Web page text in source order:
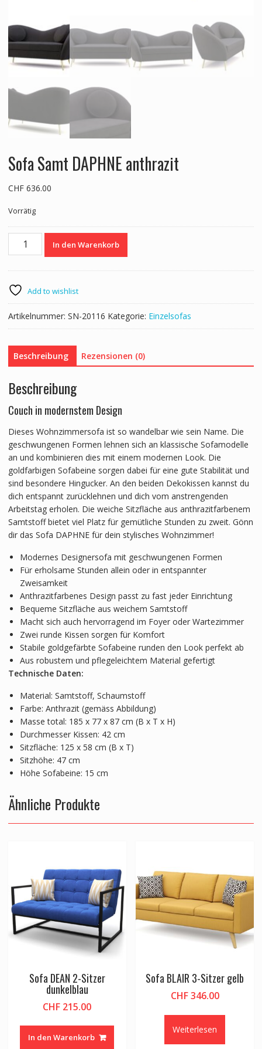
Sofa Samt DAPHNE anthrazit
CHF636.00
Vorrätig
Sofa
Samt
Menge
In den Warenkorb
Add to wishlist
Artikelnummer: SN-20116 Kategorie: Einzelsofas
Beschreibung Rezensionen (0)
Beschreibung
Couch in modernstem Design
Dieses Wohnzimmersofa ist so wandelbar wie sein Name. Die
geschwungenen Formen lehnen sich an klassische Sofamodelle
an und kombinieren dies mit einem modernen Look. Die
goldfarbigen Sofabeine sorgen dabei für eine gute Stabilität und
sind besondere Hingucker. An den beiden Dekokissen kannst du
dich entspannt zurücklehnen und dich vom anstrengenden
Arbeitstag erholen. Die weiche Sitzfläche aus anthrazitfarbenem
Samtstoff bietet viel Platz für gemütliche Stunden zu zweit. Gönn
dir das Sofa DAPHNE für dein stylisches Wohnzimmer!
Modernes Designersofa mit geschwungenen Formen
Für erholsame Stunden allein oder in entspannter
Zweisamkeit
Anthrazitfarbenes Design passt zu fast jeder Einrichtung
Bequeme Sitzfläche aus weichem Samtstoff
Macht sich auch hervorragend im Foyer oder Wartezimmer
Zwei runde Kissen sorgen für Komfort
Stabile goldgefärbte Sofabeine runden den Look perfekt ab
Aus robustem und pflegeleichtem Material gefertigt
Technische Daten:
Material: Samtstoff, Schaumstoff
Farbe: Anthrazit (gemäss Abbildung)
Masse total: 185 x 77 x 87 cm (B x T x H)
Durchmesser Kissen: 42 cm
Sitzfläche: 125 x 58 cm (B x T)
Sitzhöhe: 47 cm
Höhe Sofabeine: 15 cm
Ähnliche Produkte
Sofa DEAN 2-Sitzer
dunkelblau
CHF 215.00
In den Warenkorb
Sofa BLAIR 3-Sitzer gelb
CHF346.00
Weiterlesen